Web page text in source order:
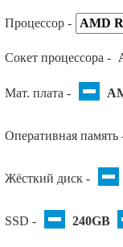
Процессор -
Сокет процессора -
Мат. плата -
Оперативная память
Жёсткий диск -
SSD - 240GB